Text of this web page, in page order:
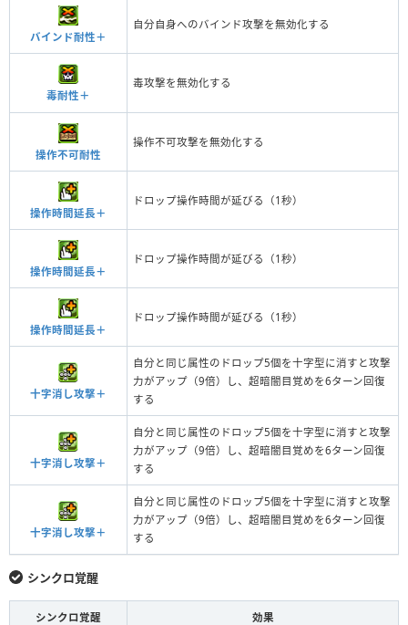
バインド耐性＋
自分自身へのバインド攻撃を無効化する
毒耐性＋
毒攻撃を無効化する
操作不可耐性
操作不可攻撃を無効化する
操作時間延長＋
ドロップ操作時間が延びる（1秒）
操作時間延長＋
ドロップ操作時間が延びる（1秒）
操作時間延長＋
ドロップ操作時間が延びる（1秒）
十字消し攻撃＋
自分と同じ属性のドロップ5個を十字型に消すと攻撃
力がアップ（9倍）し、超暗闇目覚めを6ターン回復
する
十字消し攻撃＋
自分と同じ属性のドロップ5個を十字型に消すと攻撃
力がアップ（9倍）し、超暗闇目覚めを6ターン回復
する
十字消し攻撃＋
自分と同じ属性のドロップ5個を十字型に消すと攻撃
力がアップ（9倍）し、超暗闇目覚めを6ターン回復
する
シンクロ覚醒
シンクロ覚醒 効果